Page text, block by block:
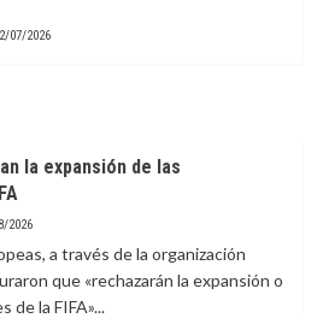
07/2026
la expansión de las
2026
a través de la organización
que «rechazarán la expansión o
de la FIFA»...